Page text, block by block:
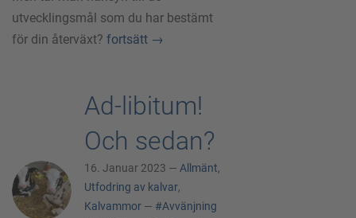
utvecklingsmål som du har bestämt
för din återväxt? fortsätt →
Ad-libitum!
Och sedan?
16. Januar 2023 — Allmänt,
Utfodring av kalvar,
Kalvammor — #Avvänjning